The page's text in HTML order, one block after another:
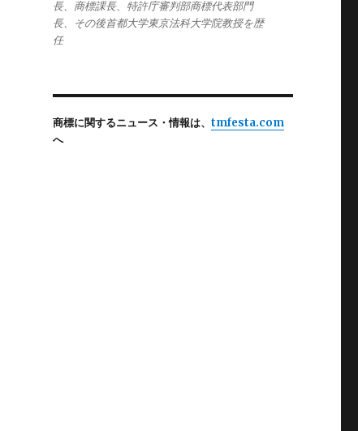
長、商標課長、特許庁審判部商標代表部門
長、その後首都大学東京法科大学院教授を歴
任
商標に関するニュース・情報は、 tmfesta.com
へ